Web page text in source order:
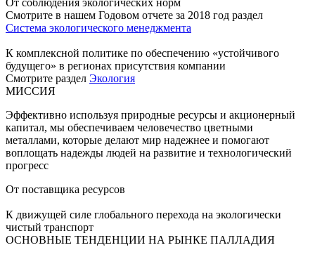
От соблюдения экологических норм
Смотрите в нашем Годовом отчете за 2018 год раздел
Система экологического менеджмента
К комплексной политике по обеспечению «устойчивого
будущего» в регионах присутствия компании
Смотрите раздел Экология
МИССИЯ
Эффективно используя природные ресурсы и акционерный
капитал, мы обеспечиваем человечество цветными
металлами, которые делают мир надежнее и помогают
воплощать надежды людей на развитие и технологический
прогресс
От поставщика ресурсов
К движущей силе глобального перехода на экологически
чистый транспорт
ОСНОВНЫЕ ТЕНДЕНЦИИ НА РЫНКЕ ПАЛЛАДИЯ